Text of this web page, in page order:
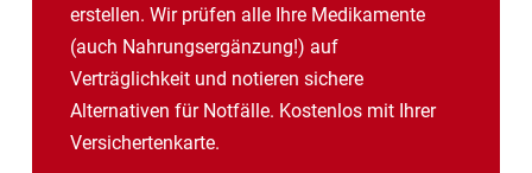
erstellen. Wir prüfen alle Ihre Medikamente
(auch Nahrungsergänzung!) auf
Verträglichkeit und notieren sichere
Alternativen für Notfälle. Kostenlos mit Ihrer
Versichertenkarte.